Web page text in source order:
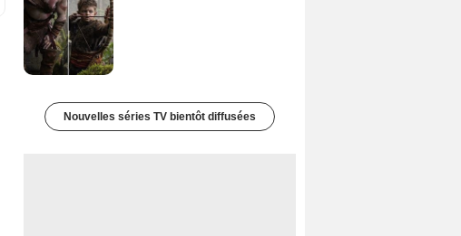
Nouvelles séries TV bientôt diffusées